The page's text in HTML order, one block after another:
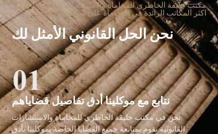
مكتب خليفة الخاطري للمحاماة والاستشارات القانونية - من
اكثر المكاتب الرائدة في المحاماة على مستوى الامارات
نحن الحل القانوني الأمثل لك
نتابع مع موكلينا أدق تفاصيل قضاياهم
نحن في مكتب خليفة الخاطري للمحاماة والاستشارات
القانونية نقوم بمتابعة جميع القضايا الخاصة بموكلينا بأدق